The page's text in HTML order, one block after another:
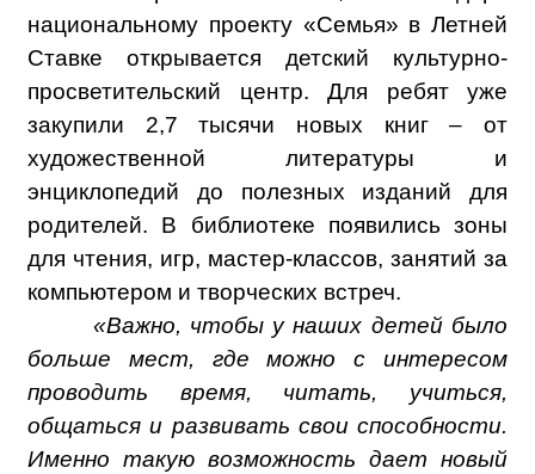
национальному проекту «Семья» в Летней
Ставке открывается детский культурно-
просветительский центр. Для ребят уже
закупили 2,7 тысячи новых книг – от
художественной литературы и
энциклопедий до полезных изданий для
родителей. В библиотеке появились зоны
для чтения, игр, мастер-классов, занятий за
компьютером и творческих встреч.
«Важно, чтобы у наших детей было
больше мест, где можно с интересом
проводить время, читать, учиться,
общаться и развивать свои способности.
Именно такую возможность дает новый